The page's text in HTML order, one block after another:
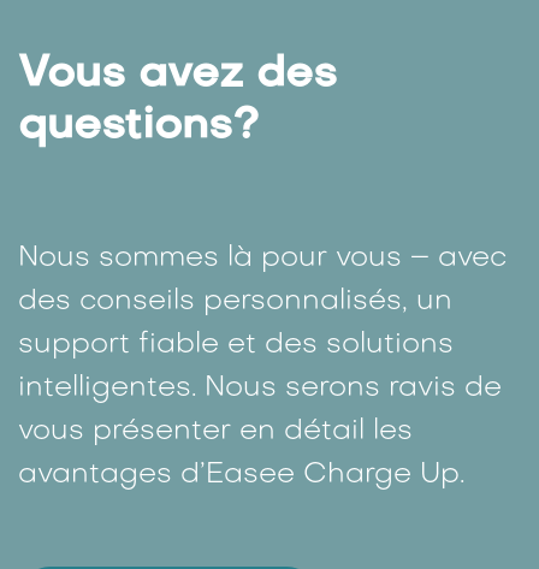
Vous avez des
questions?
Nous sommes là pour vous – avec
des conseils personnalisés, un
support fiable et des solutions
intelligentes. Nous serons ravis de
vous présenter en détail les
avantages d’Easee Charge Up.